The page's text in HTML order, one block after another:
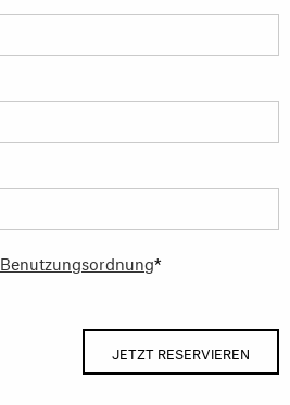
Benutzungsordnung*
JETZT RESERVIEREN